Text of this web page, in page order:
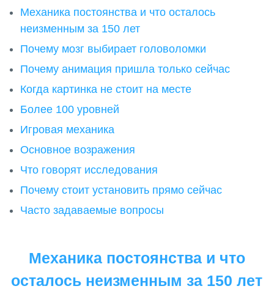
Механика постоянства и что осталось
неизменным за 150 лет
Почему мозг выбирает головоломки
Почему анимация пришла только сейчас
Когда картинка не стоит на месте
Более 100 уровней
Игровая механика
Основное возражения
Что говорят исследования
Почему стоит установить прямо сейчас
Часто задаваемые вопросы
Механика постоянства и что
осталось неизменным за 150 лет